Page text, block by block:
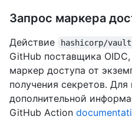
Запрос маркера
Действие hashicorp/
GitHub поставщика
маркер доступа от
получения секретов. Для
дополнительной
GitHub Action